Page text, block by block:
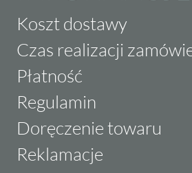
Koszt dostawy
Czas realizacji
Płatność
Regulamin
Doręczenie towaru
Reklamacje